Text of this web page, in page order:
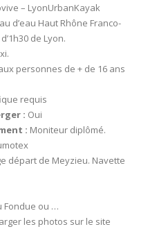
– LyonUrbanKayak
d’eau Haut Rhône Franco-
de Lyon.
personnes de + de 16 ans
requis
: Oui
: Moniteur diplômé.
départ de Meyzieu. Navette
Fondue ou …
les photos sur le site